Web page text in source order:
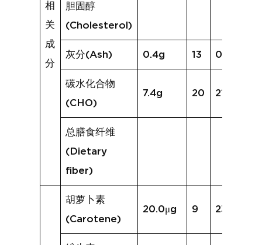
相
关
成
分
胆固醇
(Cholesterol)
灰分(Ash) 0.4g 13 0.8g
碳水化合物
(CHO)
7.4g 20 21.4g
总膳食纤维
(Dietary
fiber)
胡萝卜素
(Carotene)
20.0μg 9 232.1μg